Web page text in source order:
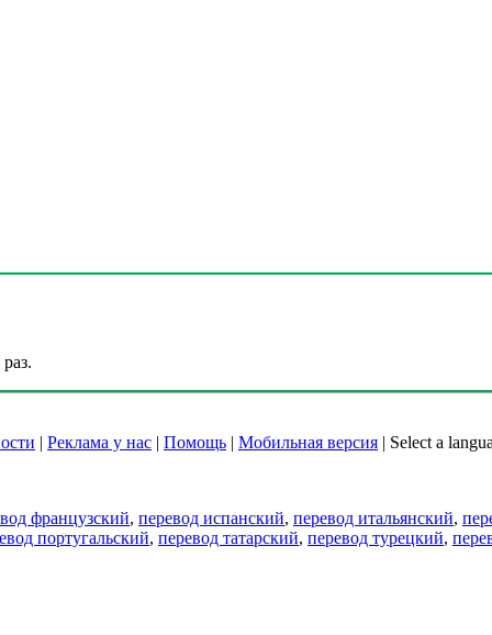
| Реклама у нас | Помощь | Мобильная версия | Select a
французский, перевод испанский, перевод итальянский,
португальский, перевод татарский, перевод турецкий,